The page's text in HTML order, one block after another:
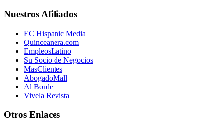
Nuestros Afiliados
EC Hispanic Media
Quinceanera.com
EmpleosLatino
Su Socio de Negocios
MasClientes
AbogadoMall
Al Borde
Vivela Revista
Otros Enlaces